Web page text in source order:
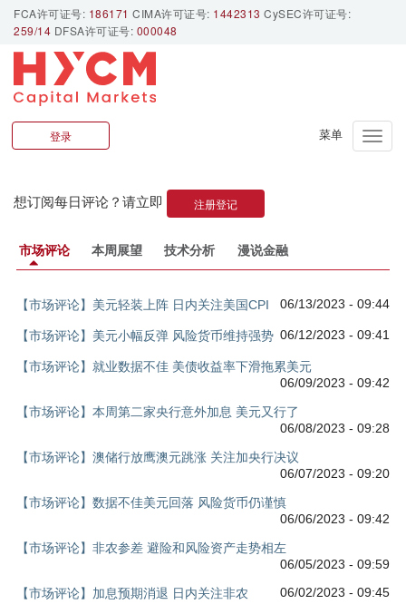
FCA许可证号: 186171 CIMA许可证号: 1442313 CySEC许可证号:
259/14 DFSA许可证号: 000048
Toggle
登录
每日评论
想订阅每日评论？请立即 注册登记
市场评论 本周展望 技术分析 漫说金融
【市场评论】美元轻装上阵 日内关注美国CPI 06/13/2023 - 09:44
【市场评论】美元小幅反弹 风险货币维持强势 06/12/2023 - 09:41
【市场评论】就业数据不佳 美债收益率下滑拖累美元
06/09/2023 - 09:42
【市场评论】本周第二家央行意外加息 美元又行了
06/08/2023 - 09:28
【市场评论】澳储行放鹰澳元跳涨 关注加央行决议
06/07/2023 - 09:20
【市场评论】数据不佳美元回落 风险货币仍谨慎
06/06/2023 - 09:42
【市场评论】非农参差 避险和风险资产走势相左
06/05/2023 - 09:59
【市场评论】加息预期消退 日内关注非农
06/02/2023 - 09:45